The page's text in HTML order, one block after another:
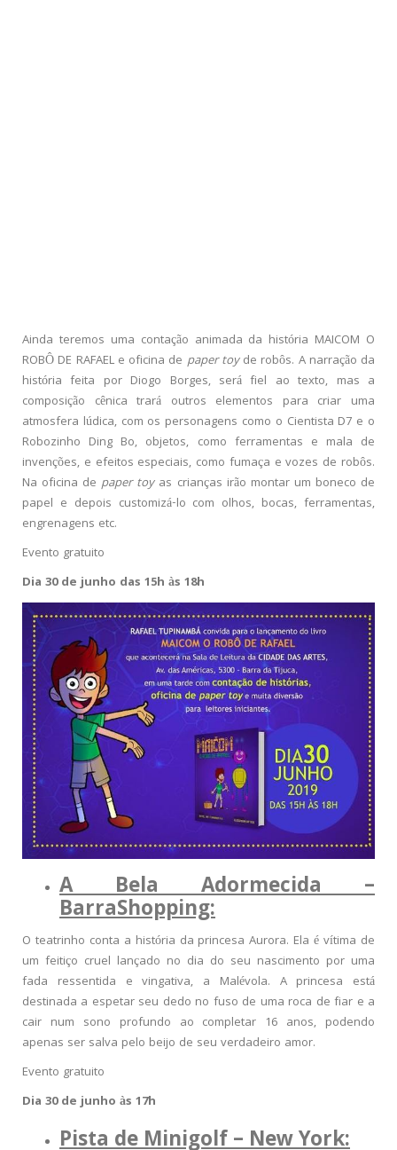
Ainda teremos uma contação animada da história MAICOM O
ROBÔ DE RAFAEL e oficina de paper toyde robôs. A narração da
história feita por Diogo Borges, será fiel ao texto, mas a
composição cênica trará outros elementos para criar uma
atmosfera lúdica, com os personagens como o Cientista D7 e o
Robozinho Ding Bo, objetos, como ferramentas e mala de
invenções, e efeitos especiais, como fumaça e vozes de robôs.
Na oficina depaper toyas crianças irão montar um boneco de
papel e depois customizá-lo com olhos, bocas, ferramentas,
engrenagens etc.
Evento gratuito
Dia 30 de junho das 15h às 18h
A Bela Adormecida –
BarraShopping:
O teatrinho conta a história da princesa Aurora. Ela é vítima de
um feitiço cruel lançado no dia do seu nascimento por uma
fada ressentida e vingativa, a Malévola. A princesa está
destinada a espetar seu dedo no fuso de uma roca de fiar e a
cair num sono profundo ao completar 16 anos, podendo
apenas ser salva pelo beijo de seu verdadeiro amor.
Evento gratuito
Dia 30 de junho às 17h
Pista de Minigolf – New York: